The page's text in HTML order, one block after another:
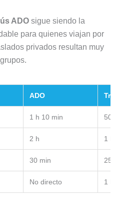
ADOsigue siendo la
para quienes viajan por
privados resultan muy
ADO
1 h 10 min 50-
2 h 1 h
30 min 25
No directo 1 h